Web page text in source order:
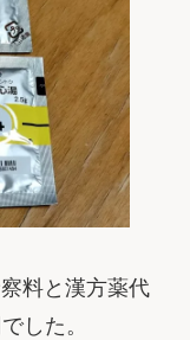
料と漢方薬代
した。